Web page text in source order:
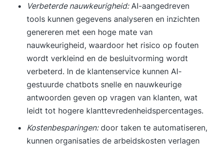
Verbeterde nauwkeurigheid:AI-aangedreven
tools kunnen gegevens analyseren en inzichten
genereren met een hoge mate van
nauwkeurigheid, waardoor het risico op fouten
wordt verkleind en de besluitvorming wordt
verbeterd. In de klantenservice kunnen AI-
gestuurde chatbots snelle en nauwkeurige
antwoorden geven op vragen van klanten, wat
leidt tot hogere klanttevredenheidspercentages.
Kostenbesparingen:door taken te automatiseren,
kunnen organisaties de arbeidskosten verlagen